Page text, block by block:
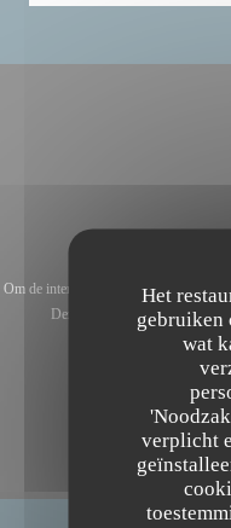
Het
gebruiken
wat
verplicht
Om de interactieve Waze-kaart weer te
Deze cookies kunnen